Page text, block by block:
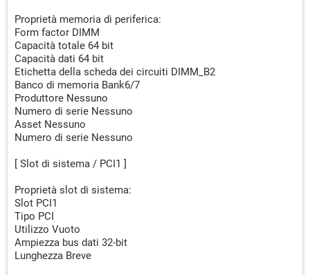
Proprietà memoria di periferica:
Form factor DIMM
Capacità totale 64 bit
Capacità dati 64 bit
Etichetta della scheda dei circuiti DIMM_B2
Banco di memoria Bank6/7
Produttore Nessuno
Numero di serie Nessuno
Asset Nessuno
Numero di serie Nessuno
[ Slot di sistema / PCI1 ]
Proprietà slot di sistema:
Slot PCI1
Tipo PCI
Utilizzo Vuoto
Ampiezza bus dati 32-bit
Lunghezza Breve